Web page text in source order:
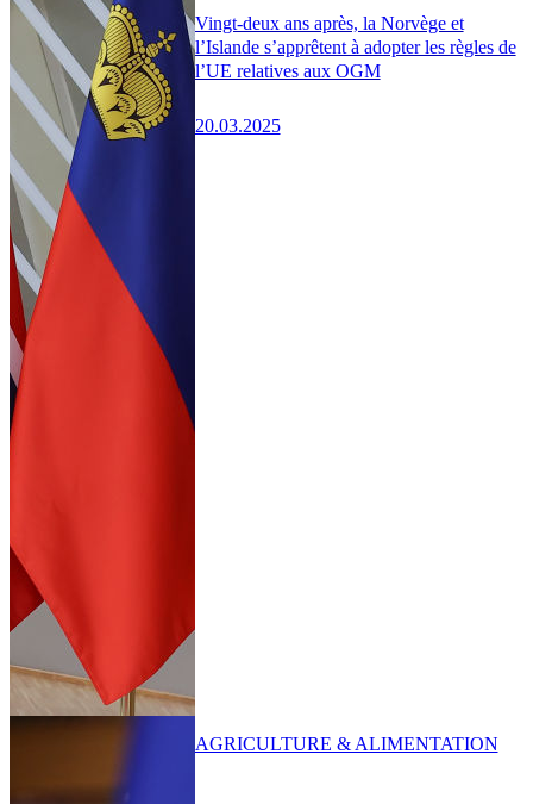
Vingt-deux ans après, la Norvège et
l’Islande s’apprêtent à adopter les règles de
l’UE relatives aux OGM
20.03.2025
AGRICULTURE & ALIMENTATION